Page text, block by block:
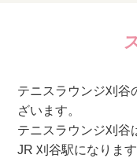
テニスラウンジ刈谷
ざいます。
テニスラウンジ刈谷
JR 刈谷駅になりま